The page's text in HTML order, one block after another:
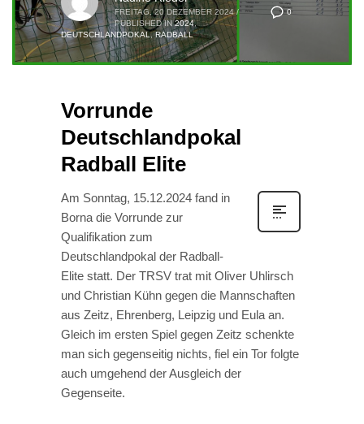
0
FREITAG, 20 DEZEMBER 2024 /
PUBLISHED IN 2024,
DEUTSCHLANDPOKAL,RADBALL
Vorrunde
Deutschlandpokal
Radball Elite
Am Sonntag, 15.12.2024 fand in
Borna die Vorrunde zur
Qualifikation zum
Deutschlandpokal der Radball-
Elite statt. Der TRSV trat mit Oliver Uhlirsch
und Christian Kühn gegen die Mannschaften
aus Zeitz, Ehrenberg, Leipzig und Eula an.
Gleich im ersten Spiel gegen Zeitz schenkte
man sich gegenseitig nichts, fiel ein Tor folgte
auch umgehend der Ausgleich der
Gegenseite.